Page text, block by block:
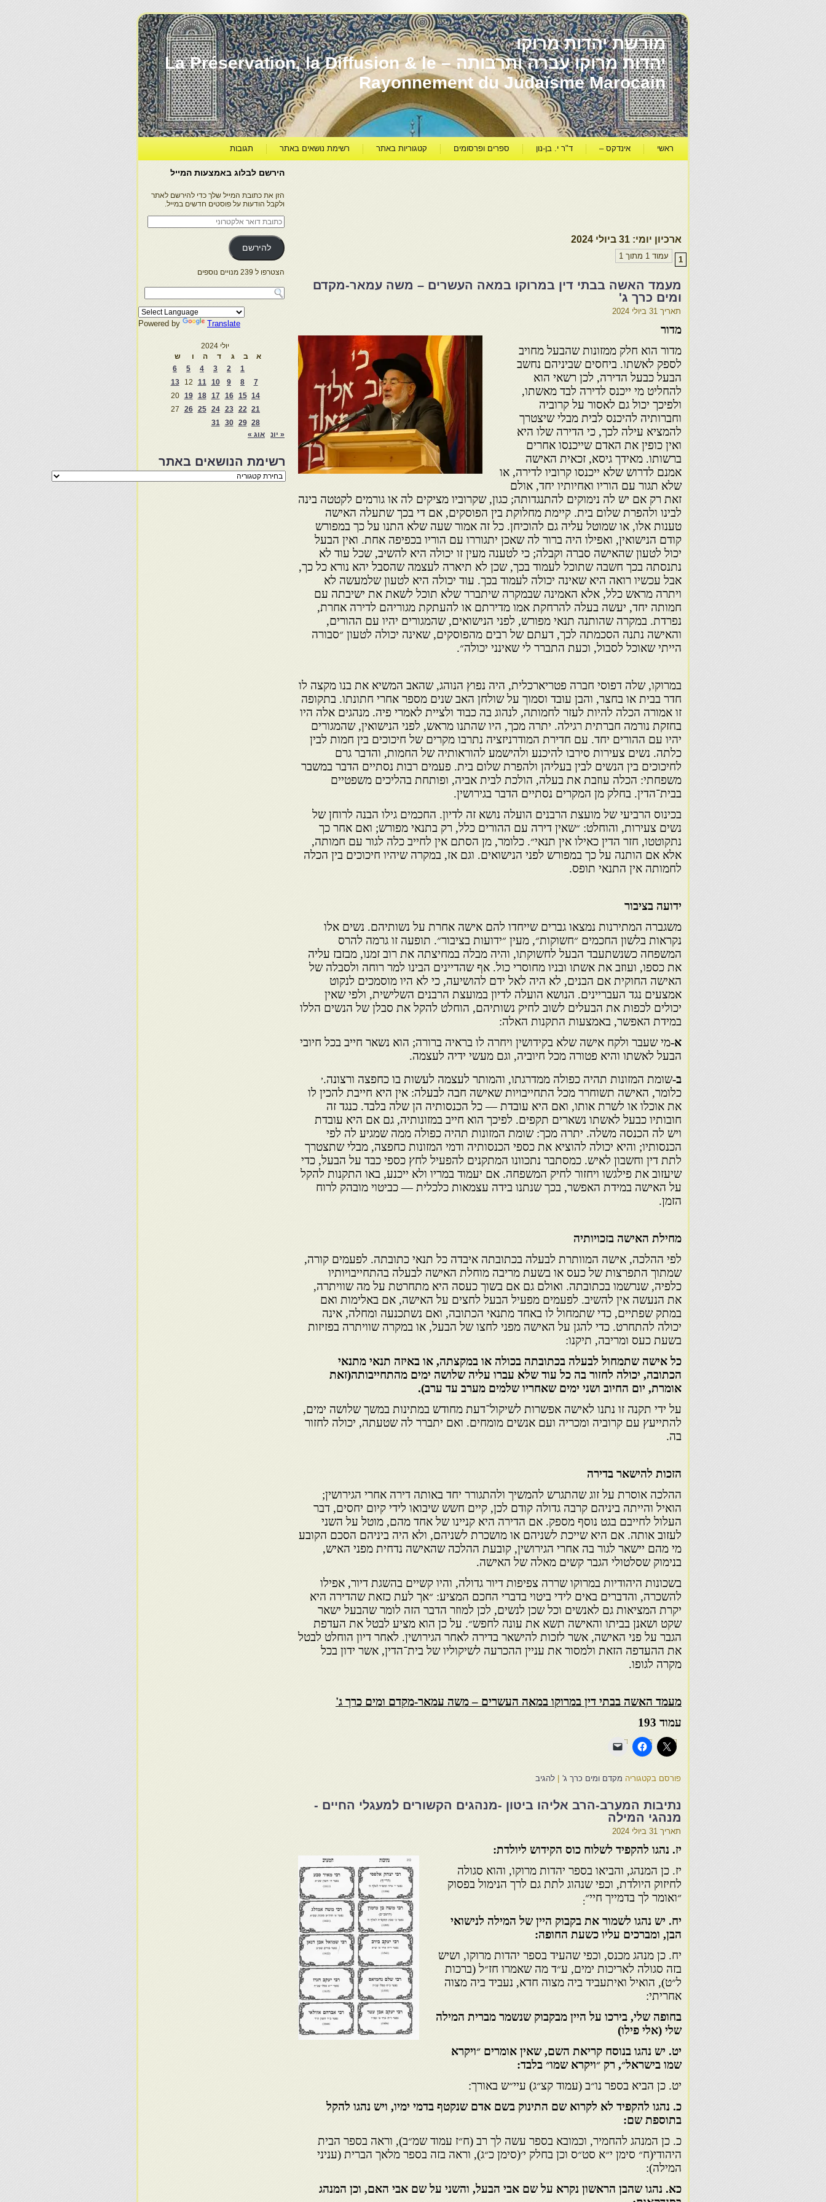
מורשת יהדות מרוקו
יהדות מרוקו עברה ותרבותה – La Préservation, la Diffusion & le
Rayonnement du Judaïsme Marocain
ראשי אינדקס – ד"ר י. בן-נון ספרים ופרסומים קטגוריות באתר רשימת נושאים באתר תגובות
ארכיון יומי: 31 ביולי 2024
עמוד 1 מתוך 1 1
מעמד האשה בבתי דין במרוקו במאה העשרים – משה עמאר-מקדם
ומים כרך ג'
תאריך 31 ביולי 2024
מדור
מדור הוא חלק ממזונות שהבעל מחויב
לספק לאשתו. ביחסים שביניהם נחשב
הבעל כבעל הדירה, לכן רשאי הוא
להחליט מי ייכנס לדירה לבד מאשתו,
ולפיכך יכול גם לאסור על קרוביה
וחברותיה להיכנס לבית מבלי שיצטרך
להמציא עילה לכך, כי הדירה שלו היא
ואין כופין את האדם שייכנסו אחרים
ברשותו. מאידך גיסא, זכאית האישה
אמנם לדרוש שלא ייכנסו קרוביו לדירה, או
שלא תגור עם הוריו ואחיותיו יחד, אולם
זאת רק אם יש לה נימוקים להתנגדותה; כגון, שקרוביו מציקים לה או גורמים לקטטה בינה
לבינו ולהפרת שלום בית. קיימת מחלוקת בין הפוסקים, אם די בכך שתעלה האישה
טענות אלו, או שמוטל עליה גם להוכיחן. כל זה אמור שעה שלא התנו על כך במפורש
קודם הנישואין, ואפילו היה ברור לה שאכן יתגוררו עם הוריו בכפיפה אחת. ואין הבעל
יכול לטעון שהאישה סברה וקבלה; כי לטענה מעין זו יכולה היא להשיב, שכל עוד לא
נתנסתה בכך חשבה שתוכל לעמוד בכך, שכן לא תיארה לעצמה שהסבל יהא נורא כל כך,
אבל עכשיו רואה היא שאינה יכולה לעמוד בכך. עוד יכולה היא לטעון שלמעשה לא
ויתרה מראש כלל, אלא האמינה שבמקרה שיתברר שלא תוכל לשאת את ישיבתה עם
חמותה יחד, יעשה בעלה להרחקת אמו מדירתם או להעתקת מגוריהם לדירה אחרת,
נפרדת. במקרה שהותנה תנאי מפורש, לפני הנישואים, שהמגורים יהיו עם ההורים,
והאישה נתנה הסכמתה לכך, דעתם של רבים מהפוסקים, שאינה יכולה לטעון ״סבורה
הייתי שאוכל לסבול, וכעת התברר לי שאינני יכולה״.
במרוקו, שלה דפוסי חברה פטריארכלית, היה נפוץ הנוהג, שהאב המשיא את בנו מקצה לו
חדר בבית או בחצר, והבן עובד וסמוך על שולחן האב שנים מספר אחרי חתונתו. בתקופה
זו אמורה הכלה להיות לעזר לחמותה, לנהוג בה כבוד ולציית לאמרי פיה. מנהגים אלה היו
בחזקת נורמה חברתית רגילה. יתרה מכך, היו שהתנו מראש, לפני הנישואין, שהמגורים
יהיו עם ההורים יחד. עם חדירת המודרניזציה נתרבו מקרים של חיכוכים בין חמות לבין
כלתה. נשים צעירות סירבו להיכנע ולהישמע להוראותיה של החמות, והדבר גרם
לחיכוכים בין הנשים לבין בעליהן ולהפרת שלום בית. פעמים רבות נסתיים הדבר במשבר
משפחתי: הכלה עוזבת את בעלה, הולכת לבית אביה, ופותחת בהליכים משפטיים
בבית־הדין. בחלק מן המקרים נסתיים הדבר בגירושין.
בכינוס הרביעי של מועצת הרבנים הועלה נושא זה לדיון. החכמים גילו הבנה לרוחן של
נשים צעירות, והוחלט: ״שאין דירה עם ההורים כלל, רק בתנאי מפורש; ואם אחר כך
נתקוטטו, חזר הדין כאילו אין תנאי״. כלומר, מן הסתם אין לחייב כלה לגור עם חמותה,
אלא אם הותנה על כך במפורש לפני הנישואים. וגם אז, במקרה שיהיו חיכוכים בין הכלה
לחמותה אין התנאי תופס.
ידועה בציבור
משגברה המתירנות נמצאו גברים שייחדו להם אישה אחרת על נשותיהם. נשים אלו
נקראות בלשון החכמים ״חשוקות״, מעין ״ידועות בציבור״. תופעה זו גרמה להרס
המשפחה כשנשתעבד הבעל לחשוקתו, והיה מבלה במחיצתה את רוב זמנו, מבזבז עליה
את כספו, ועוזב את אשתו ובניו מחוסרי כול. אף שהדיינים הבינו למר רוחה ולסבלה של
האישה החוקית אם הבנים, לא היה לאל ידם להושיעה, כי לא היו מוסמכים לנקוט
אמצעים נגד העבריינים. הנושא הועלה לדיון במועצת הרבנים השלישית, ולפי שאין
יכולים לכפות את הבעלים לשוב לחיק נשותיהם, הוחלט להקל את סבלן של הנשים הללו
במידת האפשר, באמצעות התקנות האלה:
א-מי שעבר ולקח אישה שלא בקידושין ויחרה לו בראיה ברורה; הוא נשאר חייב בכל חיובי
הבעל לאשתו והיא פטורה מכל חיוביה, וגם מעשי ידיה לעצמה.
ב-שומת המזונות תהיה כפולה ממדרגתו, והמותר לעצמה לעשות בו כחפצה ורצונה.,
כלומר, האישה תשוחרר מכל התחייבויות שאישה חבה לבעלה: אין היא חייבת להכין לו
את אוכלו או לשרת אותו, ואם היא עובדת — כל הכנסותיה הן שלה בלבד. כנגד זה
חובותיו כבעל לאשתו נשארים תקפים. לפיכך הוא חייב במזונותיה, גם אם היא עובדת
ויש לה הכנסה משלה. יתרה מכך: שומת המזונות תהיה כפולה ממה שמגיע לה לפי
הכנסותיו; והיא יכולה להוציא את כספי הכנסותיה ודמי המזונות כחפצה, מבלי שתצטרך
לתת דין וחשבון לאיש. כמסתבר נתכוונו המתקנים להפעיל לחץ כספי כבד על הבעל, כדי
שיעזוב את פילגשו ויחזור לחיק המשפחה. אם יעמוד במריו ולא ייכנע, באו התקנות להקל
על האישה במידת האפשר, בכך שנתנו בידה עצמאות כלכלית — כביטוי מובהק לרוח
הזמן.
מחילת האישה בזכויותיה
לפי ההלכה, אישה המוותרת לבעלה בכתובתה איבדה כל תנאי כתובתה. לפעמים קורה,
שמתוך התפרצות של כעס או בשעת מריבה מוחלת האישה לבעלה בהתחייבויותיו
כלפיה, שנרשמו בכתובתה. ואולם גם אם בשוך כעסה היא מתחרטת על מה שוויתרה,
את הנעשה אין להשיב. לפעמים מפעיל הבעל לחצים על האישה, אם באלימות ואם
במתק שפתיים, כדי שתמחול לו באחד מתנאי הכתובה, ואם נשתכנעה ומחלה, אינה
יכולה להתחרט. כדי להגן על האישה מפני לחצו של הבעל, או במקרה שוויתרה בפזיזות
בשעת כעס ומריבה, תיקנו:
כל אישה שתמחול לבעלה בכתובתה בכולה או במקצתה, או באיזה תנאי מתנאי
הכתובה, יכולה לחזור בה כל עוד שלא עברו עליה שלושה ימים מהתחייבותה(זאת
אומרת, יום החיוב ושני ימים שאחריו שלמים מערב עד ערב).
על ידי תקנה זו נתנו לאישה אפשרות לשיקול־דעת מחודש במתינות במשך שלושה ימים,
להתייעץ עם קרוביה ומכריה ועם אנשים מומחים. ואם יתברר לה שטעתה, יכולה לחזור
בה.
הזכות להישאר בדירה
ההלכה אוסרת על זוג שהתגרש להמשיך ולהתגורר יחד באותה דירה אחרי הגירושין;
הואיל והייתה ביניהם קרבה גדולה קודם לכן, קיים חשש שיבואו לידי קיום יחסים, דבר
העלול לחייבם בגט נוסף מספק. אם הדירה היא קניינו של אחד מהם, מוטל על השני
לעזוב אותה. אם היא שייכת לשניהם או מושכרת לשניהם, ולא היה ביניהם הסכם הקובע
מי מהם יישאר לגור בה אחרי הגירושין, קובעת ההלכה שהאישה נדחית מפני האיש,
בנימוק שסלטולי הגבר קשים מאלה של האישה.
בשכונות היהודיות במרוקו שררה צפיפות דיור גדולה, והיו קשיים בהשגת דיור, אפילו
להשכרה, והדברים באים לידי ביטוי בדברי החכם המציע: ״אך לעת כזאת שהדירה היא
יקרת המציאות גם לאנשים וכל שכן לנשים, לכן למוזר הדבר הזה לומר שהבעל ישאר
שקט ושאנן בביתו והאישה תשא את עונה לחפש״. על כן הוא מציע לבטל את העדפת
הגבר על פני האישה, אשר לזכות להישאר בדירה לאחר הגירושין. לאחר דיון הוחלט לבטל
את ההעדפה הזאת ולמסור את עניין ההכרעה לשיקוליו של בית־הדין, אשר ידון בכל
מקרה לגופו.
מעמד האשה בבתי דין במרוקו במאה העשרים – משה עמאר-מקדם ומים כרך ג'
עמוד 193
פורסם בקטגוריה מקדם ומים כרך ג' להגיב
נתיבות המערב-הרב אליהו ביטון -מנהגים הקשורים למעגלי החיים -
מנהגי המילה
תאריך 31 ביולי 2024
יז. נהגו להקפיד לשלוח כוס הקידוש ליולדת:
יז. כן המנהג, והביאו בספר יהדות מרוקו, והוא סגולה
לחיזוק היולדת, וכפי שנהוג לתת גם לרך הנימול בפסוק
״ואומר לך בדמייך חיי״:
יח. יש נהגו לשמור את בקבוק היין של המילה לנישואי
הבן, ומברכים עליו כשעת החופה:
יח. כן מנהג מכנס, וכפי שהעיד בספר יהדות מרוקו, ושיש
בזה סגולה לאריכות ימים, ע״ד מה שאמרו חז״ל (ברכות
ל״ט), הואיל ואיתעביד ביה מצוה חדא, נעביד ביה מצוה
אחריתי:
בחופה שלי, בירכו על היין מבקבוק שנשמר מברית המילה
שלי (אלי פילו)
יט. יש נהגו בנוסח קריאת השם, שאין אומרים ״ויקרא
שמו בישראל״, רק ״ויקרא שמו״ בלבד:
יט. כן הביא בספר נו״ב (עמוד קצ״ג) עיי״ש באורך:
כ. נהגו להקפיד לא לקרוא שם התינוק בשם אדם שנקטף בדמי ימיו, ויש נהגו להקל
בתוספת שם:
כ. כן המנהג להחמיר, וכמובא בספר עשה לך רב (ח״ז עמוד שמ״ב), וראה בספר הבית
היהודי(ח״ סימן י״א סט״ס וכן בחלק י׳(סימן כ״ג), וראה בזה בספר מלאך הברית (עניני
המילה):
כא. נהגו שהבן הראשון נקרא על שם אבי הבעל, והשני על שם אבי האם, וכן המנהג
הירשם לבלוג באמצעות המייל
הזן את כתובת המייל שלך כדי להירשם לאתר
ולקבל הודעות על פוסטים חדשים במייל.
כתובת
דואר
אלקטרוני
להירשם
הצטרפו ל 239 מנויים נוספים
Powered by Translate
יולי 2024
א
ב ג ד ה ו
ש
1
2
3
4
5
6
7
8
9
10
11
12
13
14
15
16
17
18
19
20
21
22
23
24
25
26
27
28
29
30
31
« יונ
אוג »
רשימת הנושאים באתר
רשימת
הנושאים